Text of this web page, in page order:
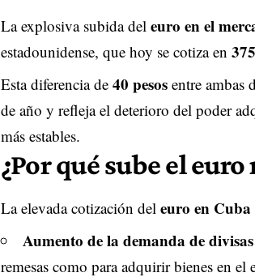
La explosiva subida del euro en el
estadounidense, que hoy se cotiza en
Esta diferencia de 40 pesosentre ambas
de año y refleja el deterioro del poder
más estables.
¿Por qué sube el
La elevada cotización del euro en Cuba
Aumento de la demanda de
remesas como para adquirir bienes en el